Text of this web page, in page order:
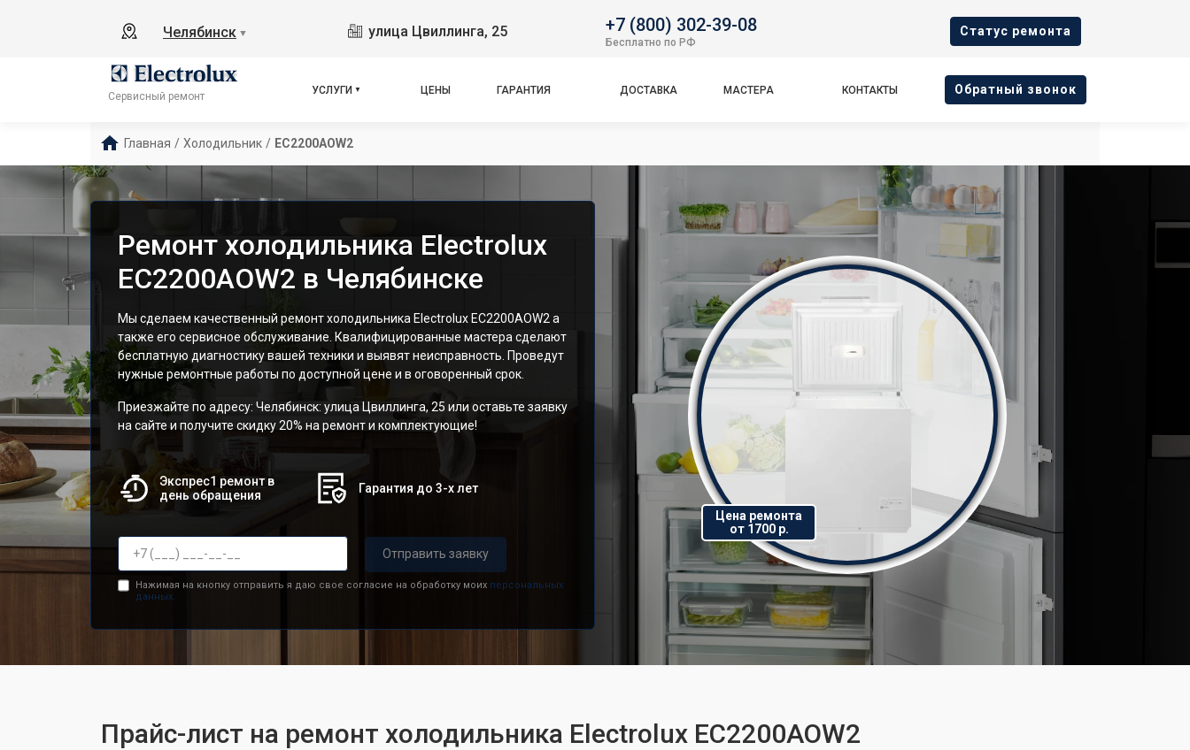
Челябинск ▼ улица Цвиллинга, 25 +7 (800) 302-39-08
Бесплатно по РФ
Cтатус ремонта
Сервисный ремонт
УСЛУГИ ЦЕНЫ ГАРАНТИЯ ДОСТАВКА МАСТЕРА КОНТАКТЫ Oбратный звонок
Главная / Холодильник / EC2200AOW2
Ремонт холодильника Electrolux
EC2200AOW2 в Челябинске
Мы сделаем качественный ремонт холодильника Electrolux EC2200AOW2 а
также его сервисное обслуживание. Квалифицированные мастера сделают
бесплатную диагностику вашей техники и выявят неисправность. Проведут
нужные ремонтные работы по доступной цене и в оговоренный срок.
Приезжайте по адресу: Челябинск: улица Цвиллинга, 25 или оставьте заявку
на сайте и получите скидку 20% на ремонт и комплектующие!
Экспрес1 ремонт в
день обращения
Гарантия до 3-х лет
Отправить заявку
Нажимая на кнопку отправить я даю свое согласие на обработку моих персональных
данных.
Цена ремонта
от 1700 р.
Прайс-лист на ремонт холодильника Electrolux EC2200AOW2